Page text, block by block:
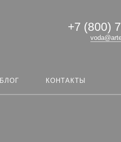
+7 (800)
БЛОГ КОНТАКТЫ